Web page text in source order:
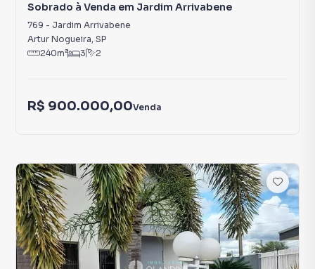
Sobrado à Venda em Jardim Arrivabene
769 - Jardim Arrivabene
Artur Nogueira, SP
240m² 3 2
R$ 900.000,00Venda